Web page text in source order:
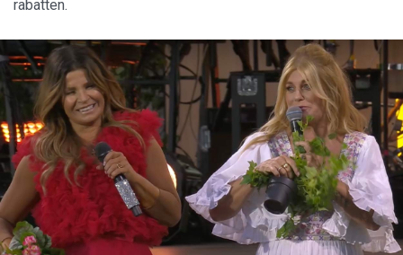
rabatten.